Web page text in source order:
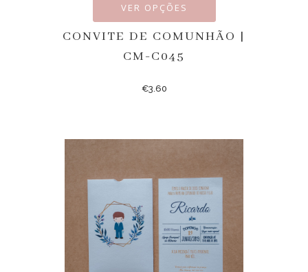
VER OPÇÕES
CONVITE DE COMUNHÃO |
CM-C045
€3.60